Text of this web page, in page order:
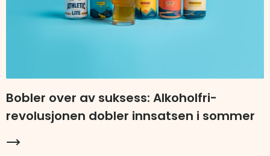
Bobler over av suksess: Alkoholfri-
revolusjonen dobler innsatsen i sommer